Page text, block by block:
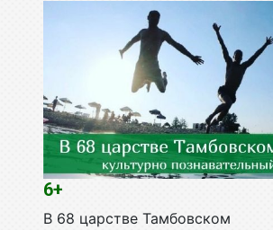
6+
В 68 царстве Тамбовском